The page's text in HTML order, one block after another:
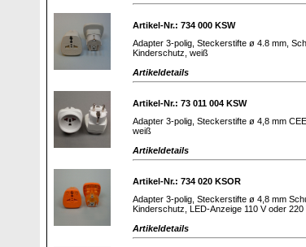
Artikel-Nr.: 734 000 KSW
Adapter 3-polig, Steckerstifte ø 4.8 mm,
Kinderschutz, weiß
Artikeldetails
Artikel-Nr.: 73 011 004 KSW
Adapter 3-polig, Steckerstifte ø 4,8 mm
weiß
Artikeldetails
Artikel-Nr.: 734 020 KSOR
Adapter 3-polig, Steckerstifte ø 4,8 mm
Kinderschutz, LED-Anzeige 110 V oder 220
Artikeldetails